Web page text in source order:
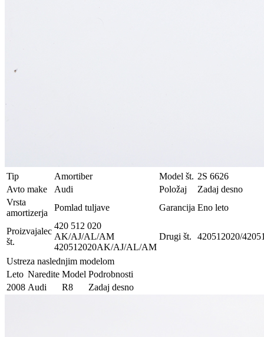
Tip Amortiber Model št. 2S 6626
Avto make
Audi Položaj
Zadaj desno
Vrsta
amortizerja
Pomlad tuljave Garancija Eno leto
Proizvajalec
št.
420 512 020
AK/AJ/AL/AM
420512020AK/AJ/AL/AM
Drugi št. 420512020/
Ustreza naslednjim modelom
Leto Naredite Model Podrobnosti
2008 Audi R8 Zadaj desno